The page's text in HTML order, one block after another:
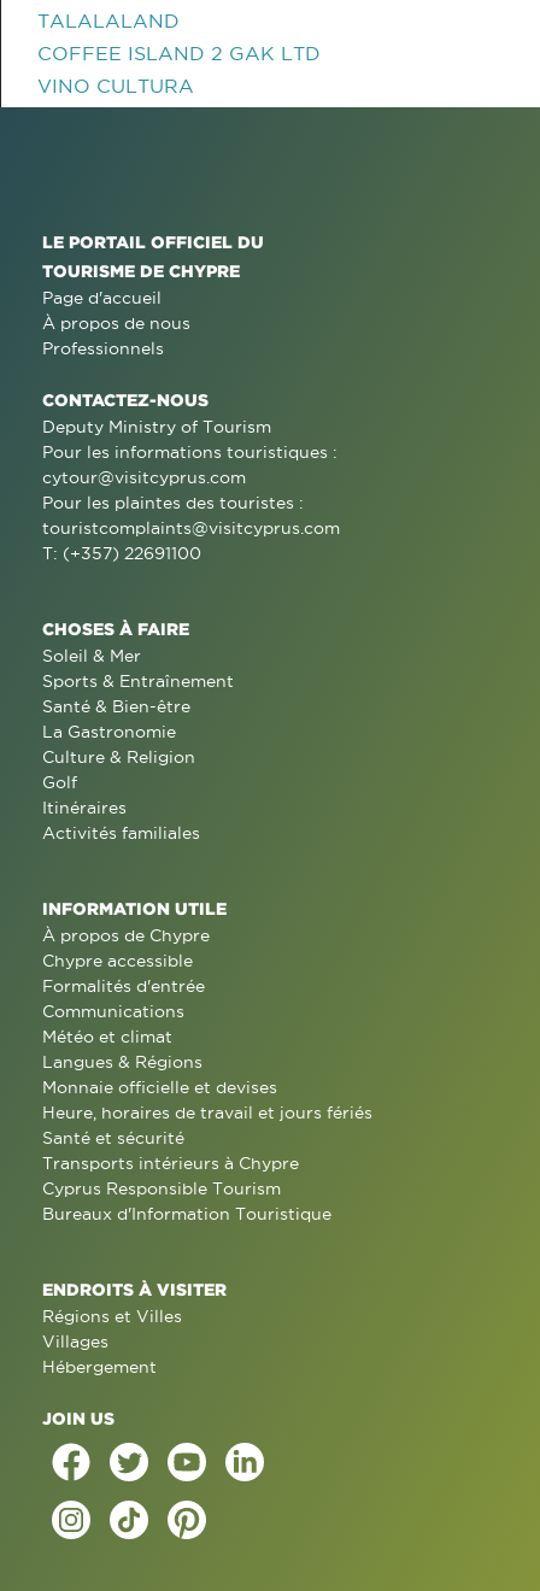
TALALALAND
COFFEE ISLAND 2 GAK LTD
VINO CULTURA
LE PORTAIL OFFICIEL DU
TOURISME DE CHYPRE
Page d'accueil
À propos de nous
Professionnels
CONTACTEZ-NOUS
Deputy Ministry of Tourism
Pour les informations touristiques :
cytour@visitcyprus.com
Pour les plaintes des touristes :
touristcomplaints@visitcyprus.com
T: (+357) 22691100
CHOSES À FAIRE
Soleil & Mer
Sports & Entraînement
Santé & Bien-être
La Gastronomie
Culture & Religion
Golf
Itinéraires
Activités familiales
INFORMATION UTILE
À propos de Chypre
Chypre accessible
Formalités d'entrée
Communications
Météo et climat
Langues & Régions
Monnaie officielle et devises
Heure, horaires de travail et jours fériés
Santé et sécurité
Transports intérieurs à Chypre
Cyprus Responsible Tourism
Bureaux d'Information Touristique
ENDROITS À VISITER
Régions et Villes
Villages
Hébergement
JOIN US